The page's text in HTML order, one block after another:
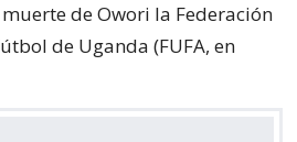
de Owori la Federación
de Uganda (FUFA, en